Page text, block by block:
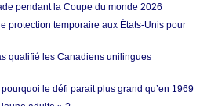
pendant la Coupe du monde 2026
protection temporaire aux États-Unis pour
qualifié les Canadiens unilingues
le défi parait plus grand qu’en 1969